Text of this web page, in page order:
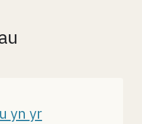
yn yr